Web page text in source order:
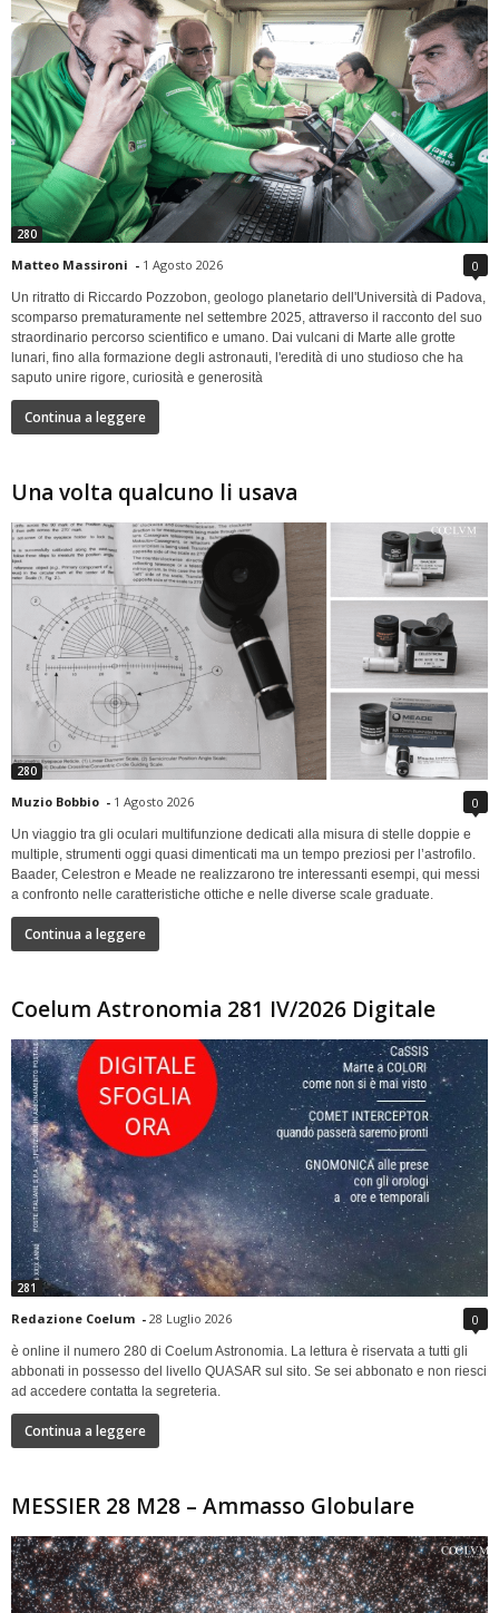
280
Matteo Massironi - 1 Agosto 2026 0
Un ritratto di Riccardo Pozzobon, geologo planetario dell'Università di Padova,
scomparso prematuramente nel settembre 2025, attraverso il racconto del suo
straordinario percorso scientifico e umano. Dai vulcani di Marte alle grotte
lunari, fino alla formazione degli astronauti, l'eredità di uno studioso che ha
saputo unire rigore, curiosità e generosità
Continua a leggere
Una volta qualcuno li usava
280
Muzio Bobbio - 1 Agosto 2026 0
Un viaggio tra gli oculari multifunzione dedicati alla misura di stelle doppie e
multiple, strumenti oggi quasi dimenticati ma un tempo preziosi per l’astrofilo.
Baader, Celestron e Meade ne realizzarono tre interessanti esempi, qui messi
a confronto nelle caratteristiche ottiche e nelle diverse scale graduate.
Continua a leggere
Coelum Astronomia 281 IV/2026 Digitale
281
Redazione Coelum - 28 Luglio 2026 0
è online il numero 280 di Coelum Astronomia. La lettura è riservata a tutti gli
abbonati in possesso del livello QUASAR sul sito. Se sei abbonato e non riesci
ad accedere contatta la segreteria.
Continua a leggere
MESSIER 28 M28 – Ammasso Globulare